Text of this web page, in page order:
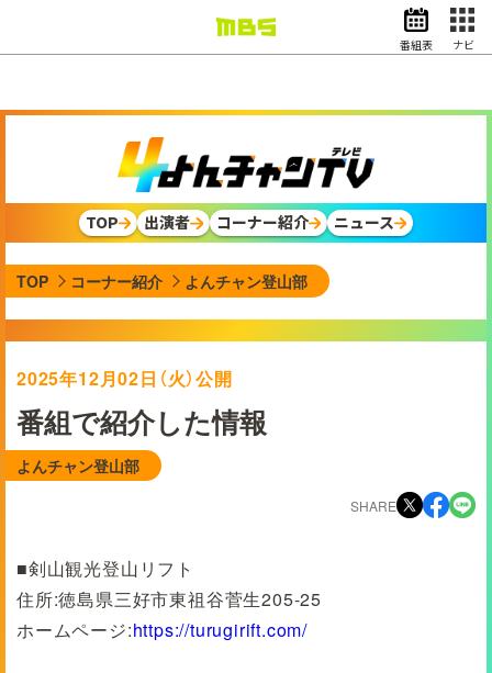
ドラマ
スポーツ
動画イズム ニュース
天気・防災
映画 アナウンサー
グッズ
EN
番組表 ナビ
TOP 出演者 コーナー紹介 ニュース
TOP コーナー紹介 よんチャン登山部
2025年12月02日（火）公開
番組で紹介した情報
よんチャン登山部
SHARE
■剣山観光登山リフト
住所:徳島県三好市東祖谷菅生205-25
ホームページ:https://turugirift.com/